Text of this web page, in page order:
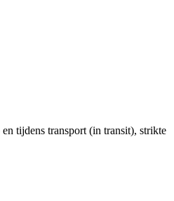
tijdens transport (in transit), strikte